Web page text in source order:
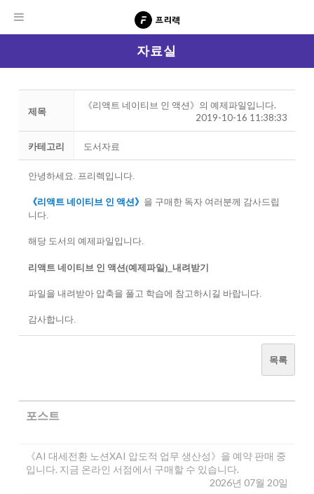
자료실
제목
《리액트 네이티브 인 액션》의 예제파일입니다.
2019-10-16 11:38:33
카테고리 도서자료
안녕하세요. 프리렉입니다.
《리액트 네이티브 인 액션》 을 구매한 독자 여러분께 감사드립
니다.
해당 도서의 예제파일입니다.
리액트 네이티브 인 액션(예제파일)_내려받기
파일을 내려받아 압축을 풀고 학습에 참고하시길 바랍니다.
감사합니다.
목록
포스트
《AI 대세전환 노션XAI 압도적 업무 생산성》을 예약 판매 중
입니다. 지금 온라인 서점에서 구매할 수 있습니다.
2026년 07월 20일